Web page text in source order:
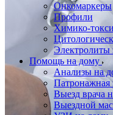
Онкомаркеры
Профили
Химико-
Электролиты
Помощь на дому
Анализы на
Патронажная
Выезд врача
Выездной